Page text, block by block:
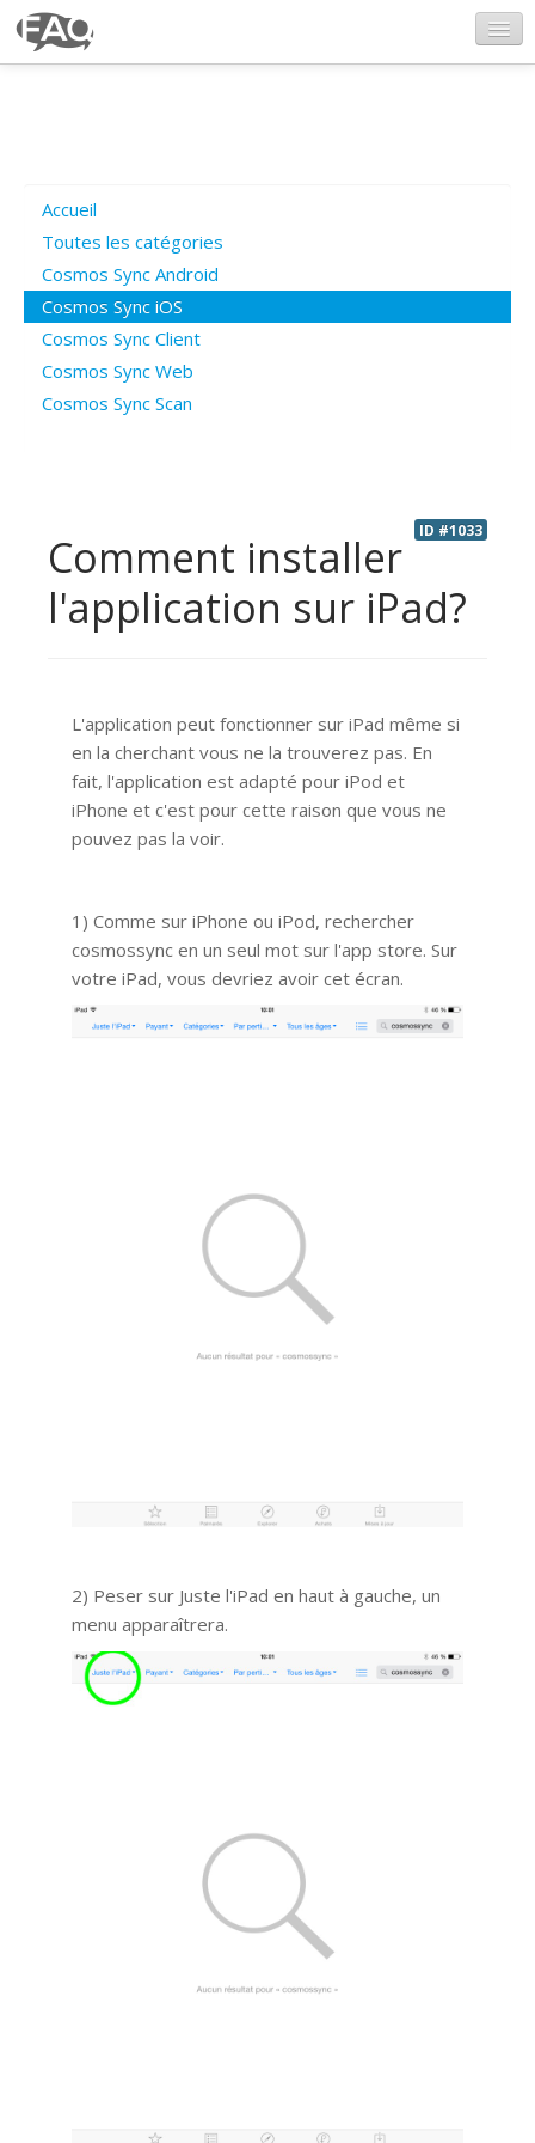
Poser une question
Questions ouvertes
Connexion
Accueil
Toutes les catégories
Cosmos Sync Android
Cosmos Sync iOS
Cosmos Sync Client
Cosmos Sync Web
Cosmos Sync Scan
ID #1033
Comment installer
l'application sur iPad?
L'application peut fonctionner sur iPad même si
en la cherchant vous ne la trouverez pas. En
fait, l'application est adapté pour iPod et
iPhone et c'est pour cette raison que vous ne
pouvez pas la voir.
1) Comme sur iPhone ou iPod, rechercher
cosmossync en un seul mot sur l'app store. Sur
votre iPad, vous devriez avoir cet écran.
2) Peser sur Juste l'iPad en haut à gauche, un
menu apparaîtrera.